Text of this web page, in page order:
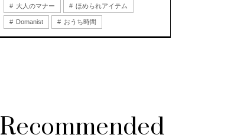
大人のマナー ほめられアイテム
Domanist おうち時間
Recommended